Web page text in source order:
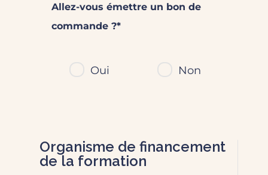
Allez-vous émettre un bon de
commande ?*
Oui Non
Organisme de financement
de la formation